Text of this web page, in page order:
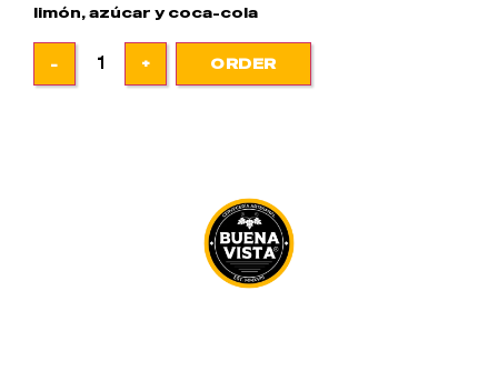
limón, azúcar y coca-cola
ORDER